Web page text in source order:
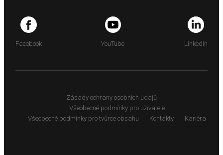
Facebook YouTube LinkedIn
Zásady ochrany osobních údajů
Všeobecné podmínky pro uživatele
Všeobecné podmínky pro tvůrce obsahu
Kontakty Kariéra